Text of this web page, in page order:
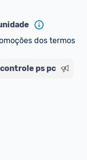
dos termos
controle ps pc